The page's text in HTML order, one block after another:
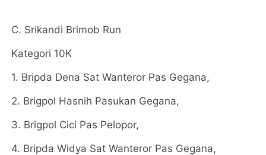
C. Srikandi Brimob Run
Kategori 10K
1. Bripda Dena Sat Wanteror Pas Gegana,
2. Brigpol Hasnih Pasukan Gegana,
3. Brigpol Cici Pas Pelopor,
4. Bripda Widya Sat Wanteror Pas Gegana,